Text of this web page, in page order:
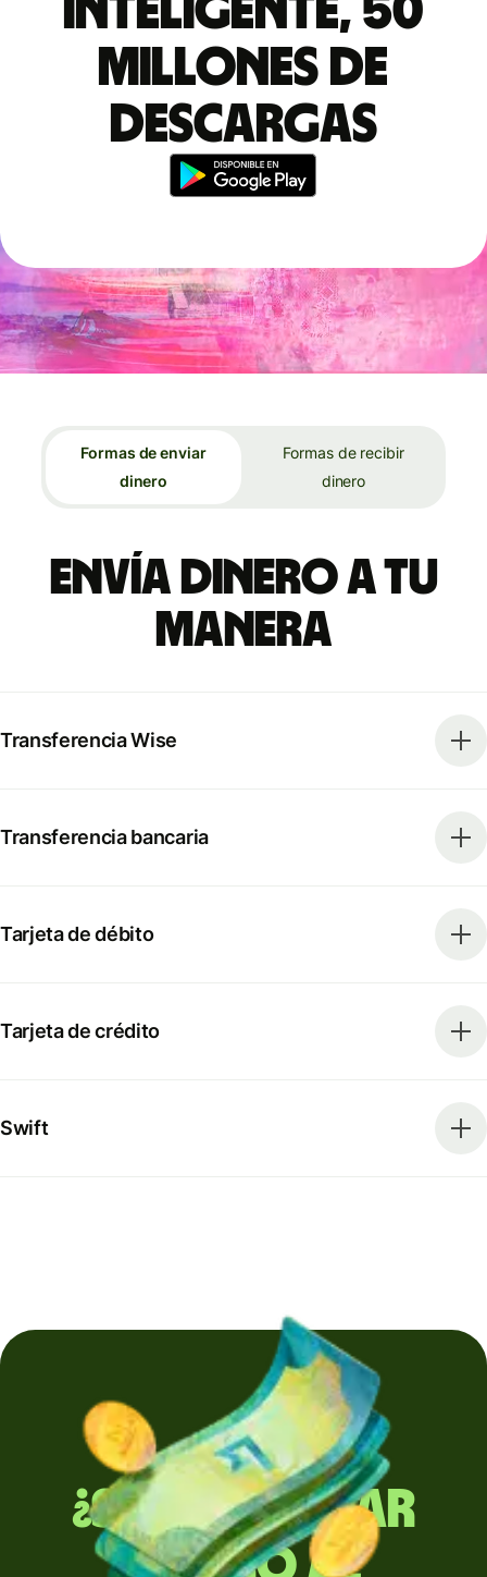
inteligente, 50
millones de
descargas
Formas de enviar
dinero
Formas de recibir
dinero
Envía dinero a tu
manera
Transferencia Wise
Transferencia bancaria
Tarjeta de débito
Tarjeta de crédito
Swift
¿Sueles enviar